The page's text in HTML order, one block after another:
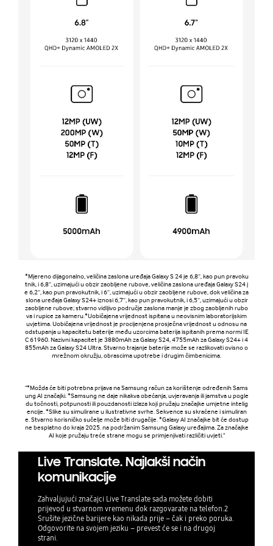
Galaxy S24 Ultra opremljen je baterijom koja
omogućuje višesatnu upotrebu bez potrebe
za čestim punjenjem. Uz optimizaciju
idealna je za poslovne korisnike, putnike i sve
one koji trebaju dugotrajnu pouzdanost.
INTUITIVAN OPERATIVNI SUSTAV I
SIGURNOST
Samsung Galaxy S24 Ultra koristi Android 14,
mogućnostima prilagodbe. Sigurnosne
značajke, poput prepoznavanja lica i čitača
Dodatno, uređaj dolazi s integriranim
ELEGANTAN I ROBUSTAN DIZAJN
Dizajn Galaxy S24 Ultra savršen je spoj estetike
i funkcionalnosti. Tanko kućište s vrhunskim
materijalima čini uređaj izdržljivim, a
istovremeno elegantnim i modernim. Njegov
luksuzni izgled čini ga savršenim dodatkom
svakom stilu, dok je njegova ergonomija
korištenje.
PROŠIRENE MOGUĆNOSTI POVEZIVANJA
Galaxy S24 Ultra nudi širok spektra
povezivanja, uključujući Wi-Fi, Bluetooth i NFC
za beskontaktna plaćanja. Uz 5G mrežu,
uređaj pruža nevjerojatno brzo preuzimanje i
prijenos podataka, idealno za korisnike koji
zahtijevaju maksimalnu brzinu i stabilnost
veze. Dodatne značajke, poput USB-C
priključka i GPS-a, osiguravaju jednostavno
povezivanje i navigaciju u svim uvjetima.
*Mjereno dijagonalno, veličina zaslona uređaja Galaxy S 24 je 6,8“, kao pun pravoku
tnik, i 6,8“, uzimajući u obzir zaobljene rubove, veličina zaslona uređaja Galaxy S24 j
e 6,2“, kao pun pravokutnik, i 6“, uzimajući u obzir zaobljene rubove, dok veličina za
slona uređaja Galaxy S24+ iznosi 6,7“, kao pun pravokutnik, i 6,5“, uzimajući u obzir
zaobljene rubove; stvarno vidljivo područje zaslona manje je zbog zaobljenih rubo
va i rupice za kameru.*Uobičajena vrijednost ispitana u neovisnim laboratorijskim
uvjetima. Uobičajena vrijednost je procijenjena prosječna vrijednost u odnosu na
odstupanja u kapacitetu baterije među uzorcima baterija ispitanih prema normi IE
C 61960. Nazivni kapacitet je 3880mAh za Galaxy S24, 4755mAh za Galaxy S24+ i 4
855mAh za Galaxy S24 Ultra. Stvarno trajanje baterije može se razlikovati ovisno o
mrežnom okružju, obrascima upotrebe i drugim čimbenicima.
"*Možda će biti potrebna prijava na Samsung račun za korištenje određenih Sams
ung AI značajki. *Samsung ne daje nikakva obećanja, uvjeravanja ili jamstva u pogle
du točnosti, potpunosti ili pouzdanosti izlaza koji pružaju značajke umjetne intelig
encije. *Slike su simulirane u ilustrativne svrhe. Sekvence su skraćene i simuliran
e. Stvarno korisničko sučelje može biti drugačije. *Galaxy AI značajke bit će dostup
ne besplatno do kraja 2025. na podržanim Samsung Galaxy uređajima. Za značajke
AI koje pružaju treće strane mogu se primjenjivati različiti uvjeti."
Live Translate. Najlakši način
komunikacije
Zahvaljujući značajci Live Translate sada možete dobiti
prijevod u stvarnom vremenu dok razgovarate na telefon.2
Srušite jezične barijere kao nikada prije – čak i preko poruka.
Odgovorite na svojem jeziku – prevest će se i na drugoj
strani.